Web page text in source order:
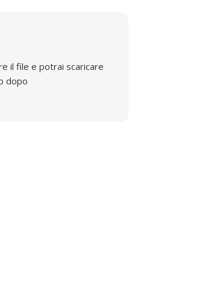
il file e potrai scaricare
dopo